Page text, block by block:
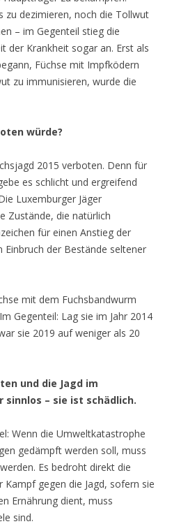
zu dezimieren, noch die Tollwut
– im Gegenteil stieg die
der Krankheit sogar an. Erst als
Füchse mit Impfködern
zu immunisieren, wurde die
würde?
2015 verboten. Denn für
es schlicht und ergreifend
Luxemburger Jäger
Zustände, die natürlich
für einen Anstieg der
Einbruch der Bestände seltener
mit dem Fuchsbandwurm
Gegenteil: Lag sie im Jahr 2014
sie 2019 auf weniger als 20
und die Jagd im
– sie ist schädlich.
Wenn die Umweltkatastrophe
gedämpft werden soll, muss
Es bedroht direkt die
Kampf gegen die Jagd, sofern sie
Ernährung dient, muss
sind.